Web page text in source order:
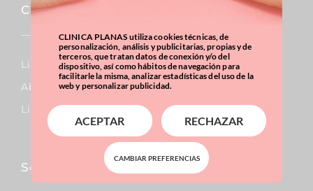
Corporal
Lipo Vaser
Abdominoplastia
Liposucción
Sobrepeso & Obesidad
CLINICA PLANAS utiliza cookies técnicas, de
personalización, análisis y publicitarias, propias y de
terceros, que tratan datos de conexión y/o del
dispositivo, así como hábitos de navegación para
facilitarle la misma, analizar estadísticas del uso de la
web y personalizar publicidad.
ACEPTAR RECHAZAR
CAMBIAR PREFERENCIAS